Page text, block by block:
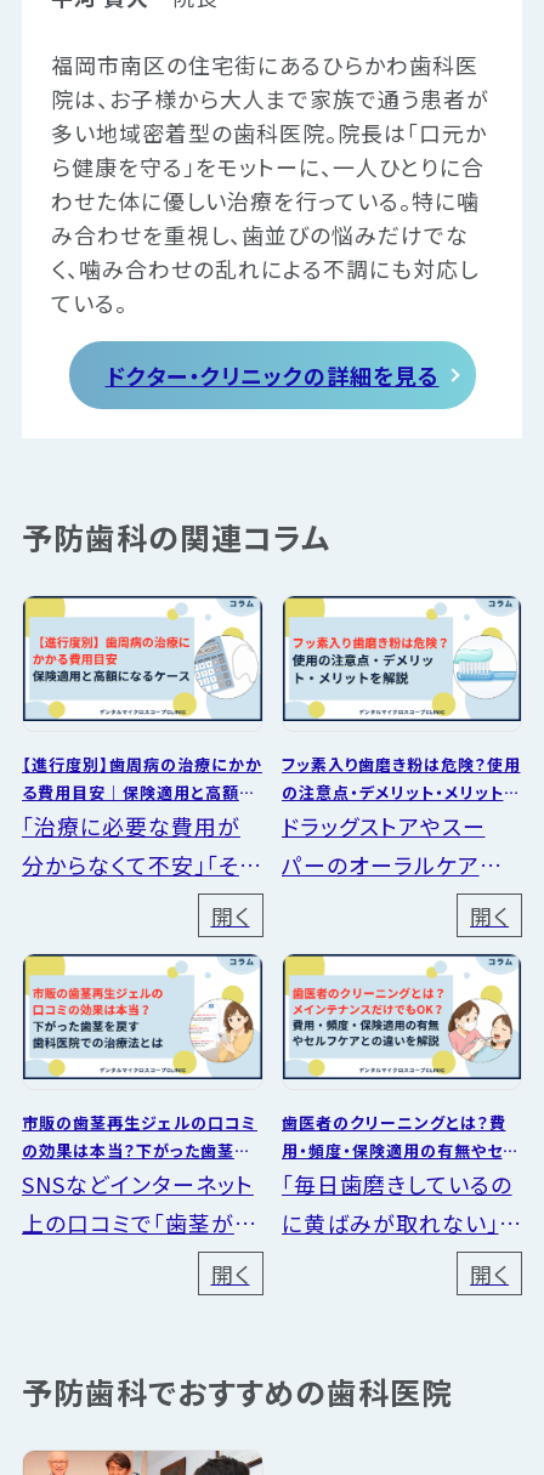
福岡市南区の住宅街にあるひらかわ歯科医
院は、お子様から大人まで家族で通う患者が
多い地域密着型の歯科医院。院長は「口元か
ら健康を守る」をモットーに、一人ひとりに合
わせた体に優しい治療を行っている。特に噛
み合わせを重視し、歯並びの悩みだけでな
く、噛み合わせの乱れによる不調にも対応し
ている。
ドクター・クリニックの詳細を見る
予防歯科の関連コラム
【進行度別】歯周病の治療にかか
る費用目安｜保険適用と高額に
なるケース
「治療に必要な費用が
分からなくて不安」「そも
そも歯科医院での治療
が怖い」と、様々な要因
から歯周病の治療を先
延ばしにしていません
か？歯周病の治療は基
開く
フッ素入り歯磨き粉は危険？使用
の注意点・デメリット・メリットを
解説
ドラッグストアやスー
パーのオーラルケアの
陳列棚には、「フッ素入
り歯磨き粉で歯を健康
に」「フッ素のパワーでお
口のトラブルを予防」と
いった商品がよく置かれ
開く
市販の歯茎再生ジェルの口コミ
の効果は本当？下がった歯茎を
戻す治療法とは
SNSなどインターネット
上の口コミで「歯茎が再
生するジェル」と言った
商品を見かけたことは
ラッグストアでも「歯槽
膿漏（しそうのうろう）の
方向...
開く
歯医者のクリーニングとは？費
用・頻度・保険適用の有無やセル
フケアとの違いを解説
「毎日歯磨きしているの
に黄ばみが取れない」
「歯石で歯の見た目が気
になる」「歯磨きしても
お悩みはありませんか？
歯医者は「虫歯になった
開く
予防歯科でおすすめの歯科医院